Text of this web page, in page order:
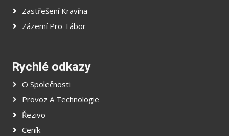
Zastřešení Kravína
Zázemí Pro Tábor
Rychlé odkazy
O Společnosti
Provoz A Technologie
Řezivo
Ceník